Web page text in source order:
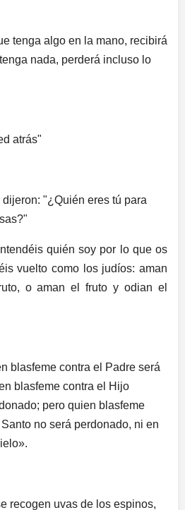
tenga algo en la mano, recibirá
nada, perderá incluso lo
atrás"
"¿Quién eres tú para
quién soy por lo que os
vuelto como los judíos: aman
o aman el fruto y odian el
blasfeme contra el Padre será
blasfeme contra el Hijo
pero quien blasfeme
no será perdonado, ni en
recogen uvas de los espinos,